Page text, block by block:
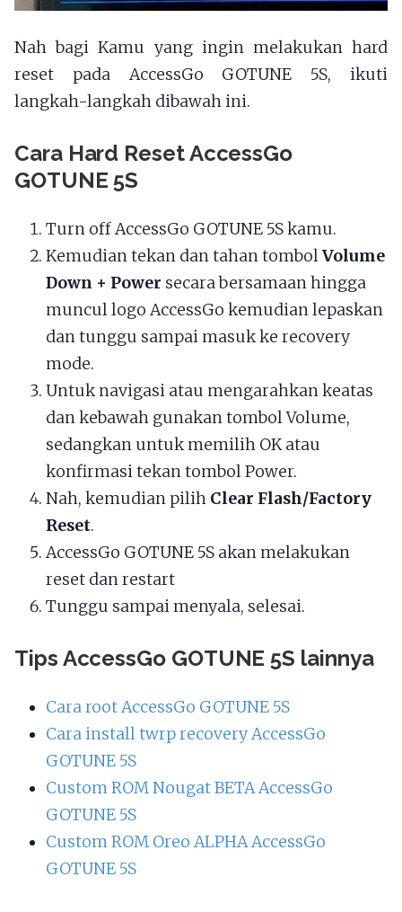
Nah bagi Kamu yang ingin melakukan hard
reset pada AccessGo GOTUNE 5S, ikuti
langkah-langkah dibawah ini.
Cara Hard Reset AccessGo
GOTUNE 5S
Turn off AccessGo GOTUNE 5S kamu.
Kemudian tekan dan tahan tombolVolume
Down + Power secara bersamaan hingga
muncul logo AccessGo kemudian lepaskan
dan tunggu sampai masuk ke recovery
mode.
Untuk navigasi atau mengarahkan keatas
dan kebawah gunakan tombol Volume,
sedangkan untuk memilih OK atau
konfirmasi tekan tombol Power.
Nah, kemudian pilih Clear Flash/Factory
Reset.
AccessGo GOTUNE 5S akan melakukan
reset dan restart
Tunggu sampai menyala, selesai.
Tips AccessGo GOTUNE 5S lainnya
Cara root AccessGo GOTUNE 5S
Cara install twrp recovery AccessGo
GOTUNE 5S
Custom ROM Nougat BETA AccessGo
GOTUNE 5S
Custom ROM Oreo ALPHA AccessGo
GOTUNE 5S